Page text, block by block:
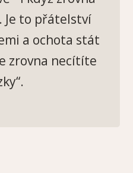
Je to přátelství
a ochota stát
zrovna necítíte